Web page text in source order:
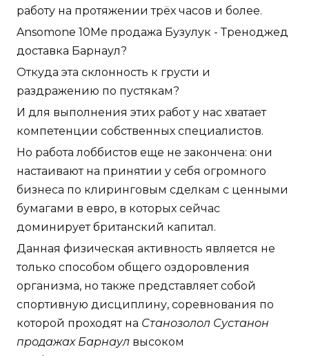
работу на протяжении трёх часов и более.
Ansomone 10Me продажа Бузулук - Треноджед
доставка Барнаул?
Откуда эта склонность к грусти и
раздражению по пустякам?
И для выполнения этих работ у нас хватает
компетенции собственных специалистов.
Но работа лоббистов еще не закончена: они
настаивают на принятии у себя огромного
бизнеса по клиринговым сделкам с ценными
бумагами в евро, в которых сейчас
доминирует британский капитал.
Данная физическая активность является не
только способом общего оздоровления
организма, но также представляет собой
спортивную дисциплину, соревнования по
которой проходят на Станозолол Сустанон
продажах Барнаул высоком